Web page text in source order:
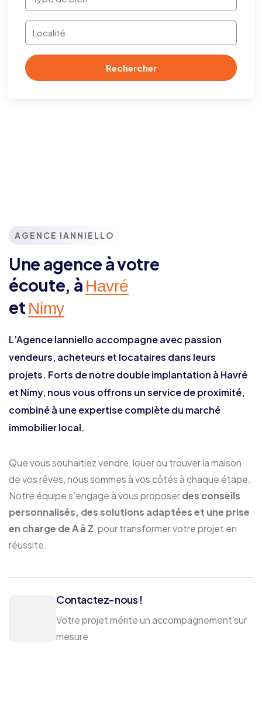
Rechercher
AGENCE IANNIELLO
Une agence à votre
écoute, à Havré
et Nimy
L’Agence Ianniello accompagne avec passion
vendeurs, acheteurs et locataires dans leurs
projets. Forts de notre double implantation à Havré
et Nimy, nous vous offrons un service de proximité,
combiné à une expertise complète du marché
immobilier local.
Que vous souhaitiez vendre, louer ou trouver la maison
de vos rêves, nous sommes à vos côtés à chaque étape.
Notre équipe s’engage à vous proposerdes conseils
personnalisés, des solutions adaptées et une prise
en charge de A à Z, pour transformer votre projet en
réussite.
Contactez-nous !
Votre projet mérite un accompagnement sur
mesure